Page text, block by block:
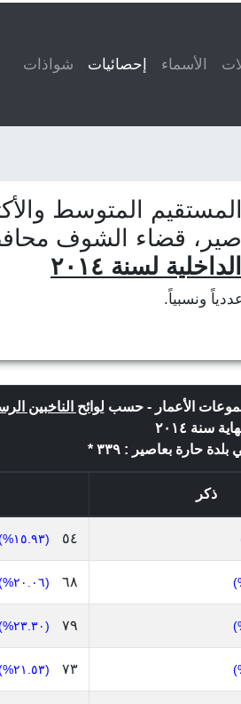
الأسماء إحصائيات شواذات
المتوسط
قضاء الشوف
لسنة ٢٠١٤
ونسبياً.
الأعمار - حسب لوائح الناخبين
سنة ٢٠١٤
حارة بعاصير : ٣٣٩ *
ذكر
٥٤ (١٥.٩٣%)
٦٨ (٢٠.٠٦%)
٧٩ (٢٣.٣٠%)
٧٣ (٢١.٥٣%)